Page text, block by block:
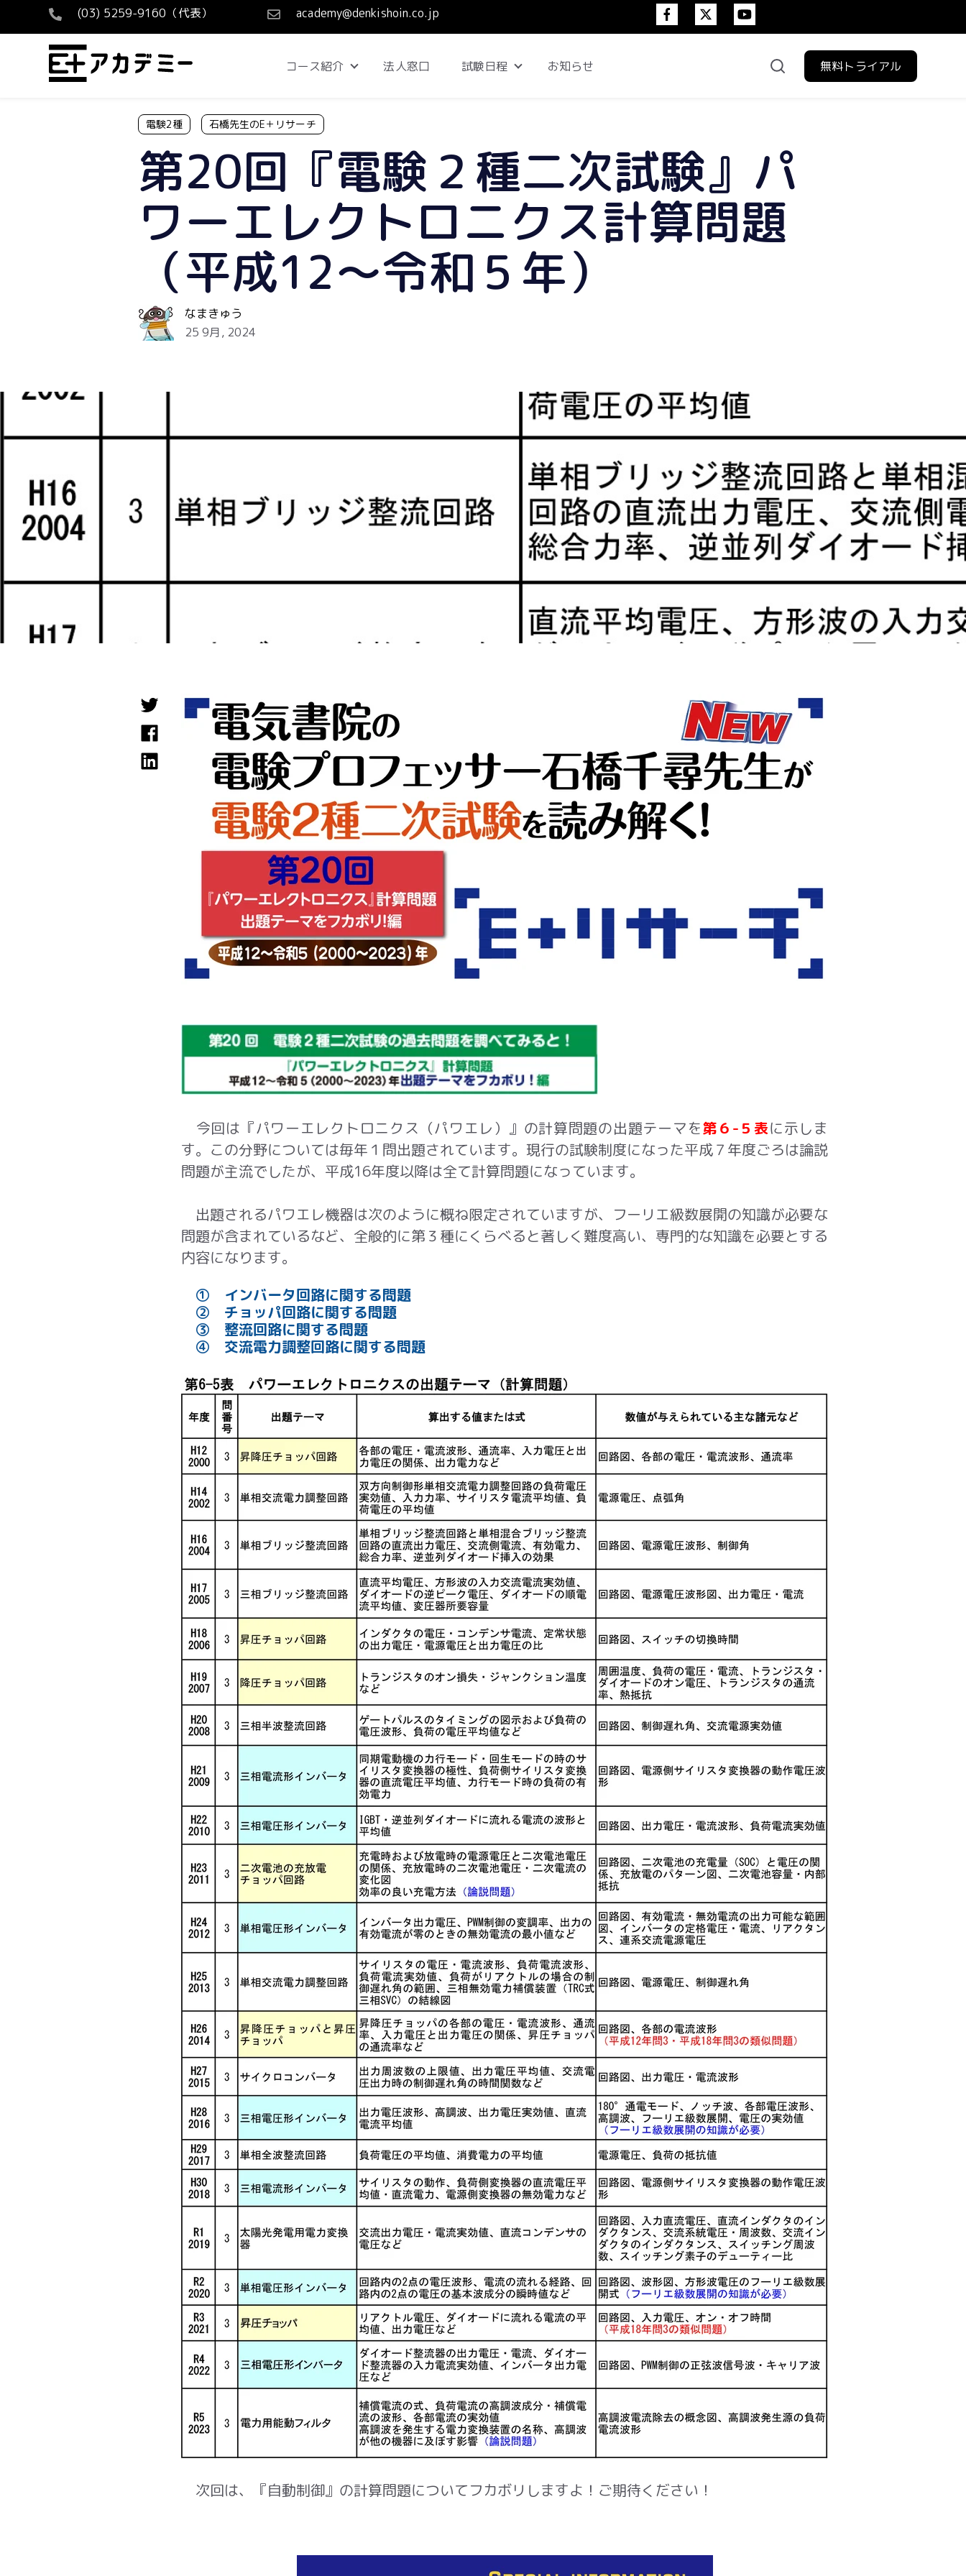
(03) 5259-9160（代表） academy@denkishoin.co.jp
コース紹介 Show submenu for コース紹介
法人窓口 試験日程 Show submenu for 試験日程
お知らせ 無料トライアル
電験2種 石橋先生のE＋リサーチ
第20回『電験２種二次試験』パ
ワーエレクトロニクス計算問題
（平成12～令和５年）
なまきゅう
25 9月, 2024
今回は『パワーエレクトロニクス（パワエレ）』の計算問題の出題テーマを第６-５表に示しま
す。この分野については毎年 １ 問出題されています。現行の試験制度になった平成７ 年度ごろは論説
問題が主流でしたが、平成16年度以降は全て計算問題になっています。
出題されるパワエレ機器は次のように概ね限定されていますが、フーリエ級数展開の知識が必要な
問題が含まれているなど、全般的に第 ３ 種にくらべると著しく難度高い、専門的な知識を必要とする
内容になります。
① インバータ回路に関する問題
② チョッパ回路に関する問題
③ 整流回路に関する問題
④ 交流電力調整回路に関する問題
次回は、『自動制御』の計算問題についてフカボリしますよ！ご期待ください！